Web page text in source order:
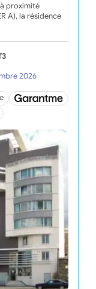
proximité
A), la résidence
2026